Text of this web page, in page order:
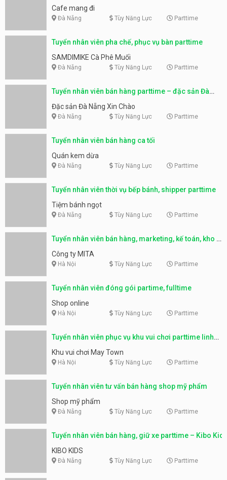
Cafe mang đi
Đà Nẵng Tùy Năng Lực Parttime
Tuyển nhân viên pha chế, phục vụ bàn parttime
SAMDIMIKE Cà Phê Muối
Đà Nẵng Tùy Năng Lực Parttime
Tuyển nhân viên bán hàng parttime – đặc sản Đà
Nẵng
Đặc sản Đà Nẵng Xin Chào
Đà Nẵng Tùy Năng Lực Parttime
Tuyển nhân viên bán hàng ca tối
Quán kem dừa
Đà Nẵng Tùy Năng Lực Parttime
Tuyển nhân viên thời vụ bếp bánh, shipper parttime
Tiệm bánh ngọt
Đà Nẵng Tùy Năng Lực Parttime
Tuyển nhân viên bán hàng, marketing, kế toán, kho –
parttime, fulltime
Công ty MITA
Hà Nội Tùy Năng Lực Parttime
Tuyển nhân viên đóng gói partime, fulltime
Shop online
Hà Nội Tùy Năng Lực Parttime
Tuyển nhân viên phục vụ khu vui chơi parttime linh
động
Khu vui chơi May Town
Hà Nội Tùy Năng Lực Parttime
Tuyển nhân viên tư vấn bán hàng shop mỹ phẩm
Shop mỹ phẩm
Đà Nẵng Tùy Năng Lực Parttime
Tuyển nhân viên bán hàng, giữ xe parttime – Kibo Kid
KIBO KIDS
Đà Nẵng Tùy Năng Lực Parttime